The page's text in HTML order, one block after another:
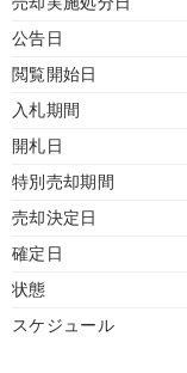
公告日
閲覧開始日
入札期間
開札日
特別売却期間
売却決定日
確定日
状態
スケジュール